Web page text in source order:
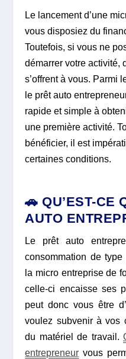
Le lancement d’une
vous disposiez du
Toutefois, si vous ne
démarrer votre activité,
s’offrent à vous. Parmi
le prêt auto
rapide et simple à
une première activité.
bénéficier, il est
certaines conditions.
🚗 QU’EST-CE
AUTO
Le prêt auto
consommation de
la micro entreprise de
celle-ci encaisse ses
peut donc vous être
voulez subvenir à vos
du matériel de travail.
entrepreneur vous